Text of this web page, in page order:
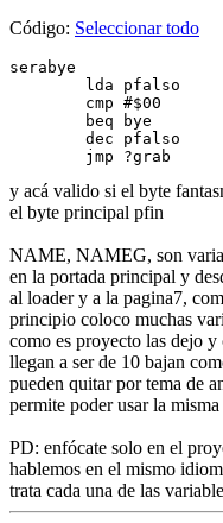
Código: Seleccionar todo
serabye
	jmp ?grab
y acá valido si el byte
el byte principal pfin
NAME, NAMEG, son
en la portada principal y
al loader y a la pagina7,
principio coloco muchas
como es proyecto las dejo
llegan a ser de 10 bajan
pueden quitar por tema de
permite poder usar la
PD: enfócate solo en el
hablemos en el mismo
trata cada una de las
Arriba